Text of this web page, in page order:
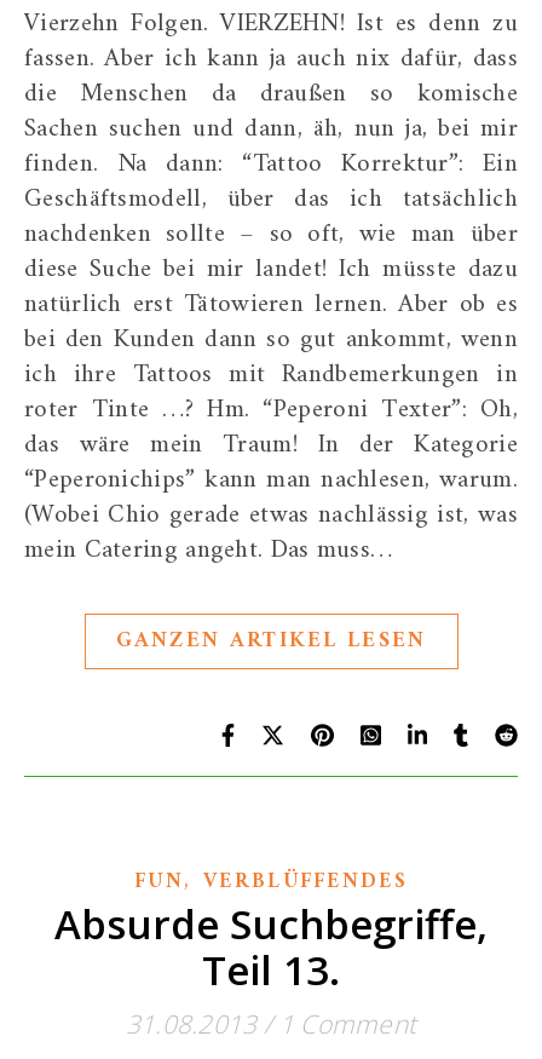
Vierzehn Folgen. VIERZEHN! Ist es denn zu
fassen. Aber ich kann ja auch nix dafür, dass
die Menschen da draußen so komische
Sachen suchen und dann, äh, nun ja, bei mir
finden. Na dann: “Tattoo Korrektur”: Ein
Geschäftsmodell, über das ich tatsächlich
nachdenken sollte – so oft, wie man über
diese Suche bei mir landet! Ich müsste dazu
natürlich erst Tätowieren lernen. Aber ob es
bei den Kunden dann so gut ankommt, wenn
ich ihre Tattoos mit Randbemerkungen in
roter Tinte …? Hm. “Peperoni Texter”: Oh,
das wäre mein Traum! In der Kategorie
“Peperonichips” kann man nachlesen, warum.
(Wobei Chio gerade etwas nachlässig ist, was
mein Catering angeht. Das muss…
GANZEN ARTIKEL LESEN
FUN, VERBLÜFFENDES
Absurde Suchbegriffe,
Teil 13.
31.08.2013/ 1 Comment